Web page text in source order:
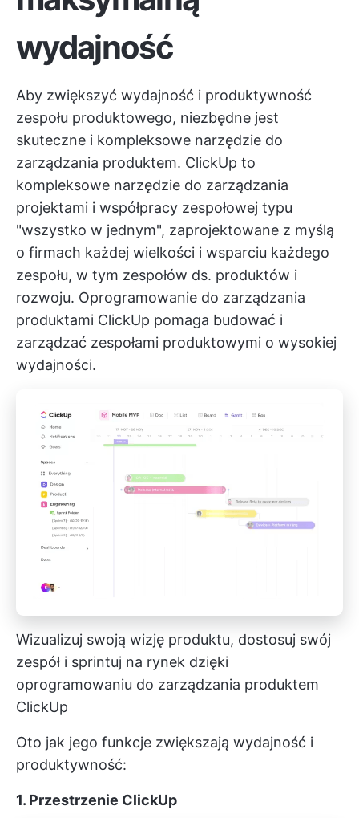
wydajność
Aby zwiększyć wydajność i produktywność
zespołu produktowego, niezbędne jest
skuteczne i kompleksowe narzędzie do
zarządzania produktem. ClickUp to
kompleksowe narzędzie do zarządzania
projektami i współpracy zespołowej typu
"wszystko w jednym", zaprojektowane z myślą
o firmach każdej wielkości i wsparciu każdego
zespołu, w tym zespołów ds. produktów i
rozwoju. Oprogramowanie do zarządzania
produktami ClickUp pomaga budować i
zarządzać zespołami produktowymi o wysokiej
wydajności.
Wizualizuj swoją wizję produktu, dostosuj swój
zespół i sprintuj na rynek dzięki
oprogramowaniu do zarządzania produktem
ClickUp
Oto jak jego funkcje zwiększają wydajność i
produktywność:
1. Przestrzenie ClickUp